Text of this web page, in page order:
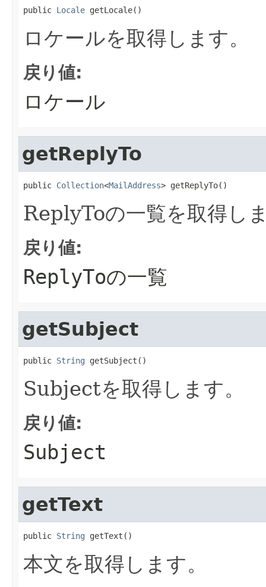
public Locale getLocale()
ロケールを取得します。
戻り値:
ロケール
getReplyTo
public Collection<MailAddress> getReplyTo()
ReplyToの一覧を取得し
戻り値:
ReplyToの一覧
getSubject
public String getSubject()
Subjectを取得します。
戻り値:
Subject
getText
public String getText()
本文を取得します。